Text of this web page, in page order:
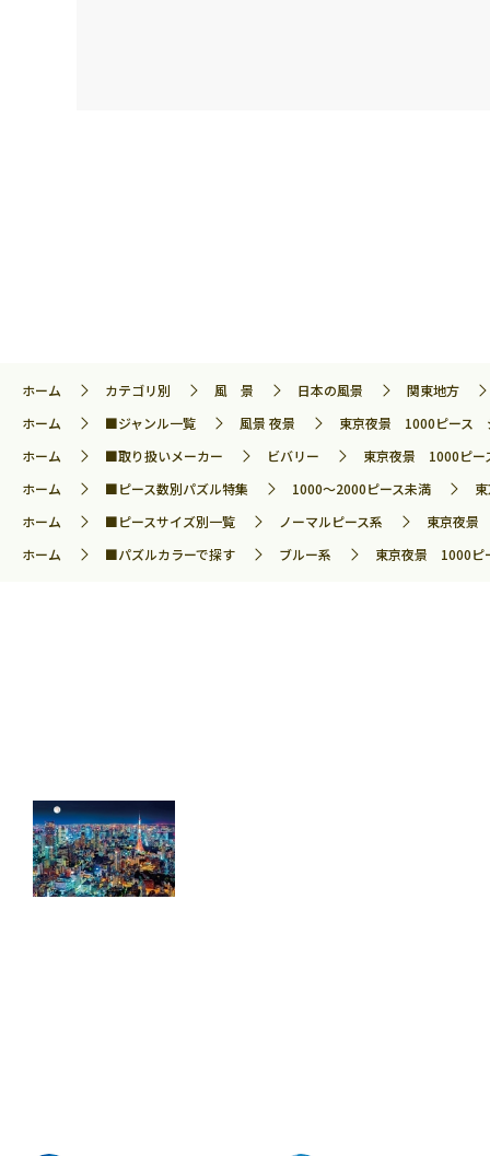
ホーム カテゴリ別 風 景 日本の風景
関東地方
ホーム
■ジャンル一覧 風景 夜景
東京夜景 1000ピース
ホーム
■取り扱いメーカー ビバリー
東京夜景 1000ピ
ホーム
■ピース数別パズル特集 1000～2000ピース未満
ホーム
■ピースサイズ別一覧 ノーマルピース系
東京夜景
ホーム
■パズルカラーで探す ブルー系 東京夜景 1000ピ